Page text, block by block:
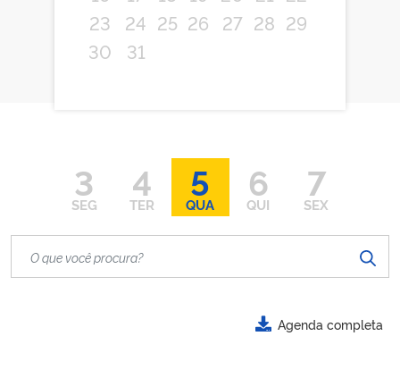
23
24 25 26 27 28 29
30
31
3
SEG
4
TER
5
QUA
6
QUI
7
SEX
Agenda completa